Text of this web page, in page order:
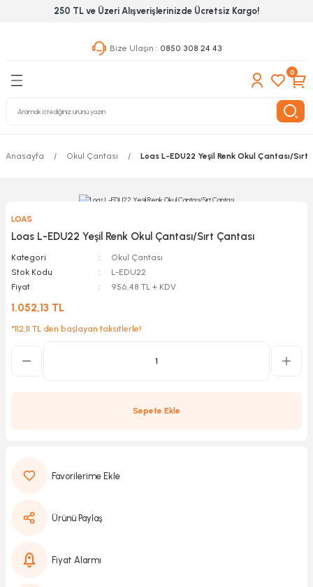
250 TL ve Üzeri Alışverişlerinizde Ücretsiz Kargo!
Bize Ulaşın : 0850 308 24 43
0
Geri Dön
Geri Dön
& Nalburiye
Grubu
Aletleri
Geri Dön
Anasayfa Okul Çantası Loas L-EDU22 Yeşil Renk Okul Çantası/Sırt
LOAS
Loas L-EDU22 Yeşil Renk Okul Çantası/Sırt Çantası
Kategori
Okul Çantası
Stok Kodu
L-EDU22
Fiyat
956,48 TL + KDV
1.052,13 TL
*112,11 TL den başlayan taksitlerle!
Sepete Ekle
Ürünü Paylaş
Fiyat Alarmı